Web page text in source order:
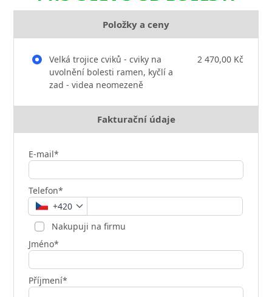
Položky a ceny
Velká trojice cviků - cviky na
uvolnění bolesti ramen, kyčlí a
zad - videa neomezeně
2 470,00 Kč
Fakturační údaje
E-mail*
Telefon*
+420
Nakupuji na firmu
Jméno*
Příjmení*